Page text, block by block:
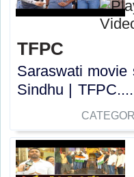
TFPC
Saraswati
Sindhu |